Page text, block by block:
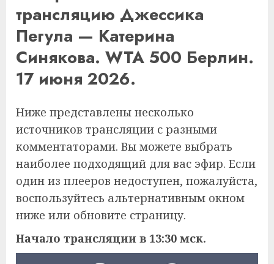
трансляцию Джессика
Пегула — Катерина
Синякова. WTA 500 Берлин.
17 июня 2026.
Ниже представлены несколько
источников трансляции с разными
комментаторами. Вы можете выбрать
наиболее подходящий для вас эфир. Если
один из плееров недоступен, пожалуйста,
воспользуйтесь альтернативным окном
ниже или обновите страницу.
Начало трансляции в 13:30 мск.